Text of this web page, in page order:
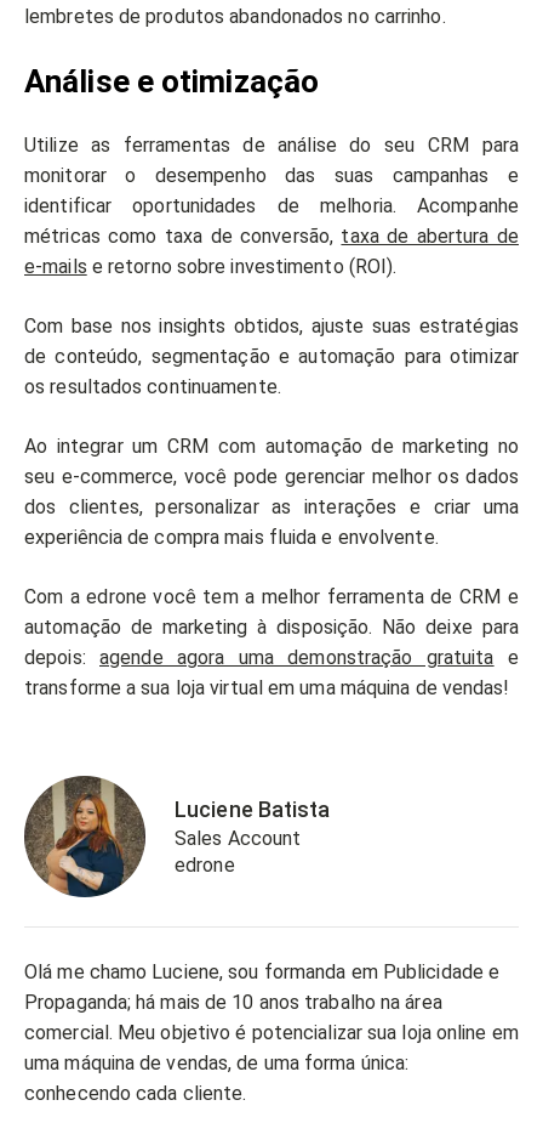
lembretes de produtos abandonados no carrinho.
Análise e otimização
Utilize as ferramentas de análise do seu CRM para
monitorar o desempenho das suas campanhas e
identificar oportunidades de melhoria. Acompanhe
métricas como taxa de conversão, taxa de abertura de
e-mails e retorno sobre investimento (ROI).
Com base nos insights obtidos, ajuste suas estratégias
de conteúdo, segmentação e automação para otimizar
os resultados continuamente.
Ao integrar um CRM com automação de marketing no
seu e-commerce, você pode gerenciar melhor os dados
dos clientes, personalizar as interações e criar uma
experiência de compra mais fluida e envolvente.
Com a edrone você tem a melhor ferramenta de CRM e
automação de marketing à disposição. Não deixe para
depois: agende agora uma demonstração gratuita e
transforme a sua loja virtual em uma máquina de vendas!
Luciene Batista
Sales Account
edrone
Olá me chamo Luciene, sou formanda em Publicidade e
Propaganda; há mais de 10 anos trabalho na área
comercial. Meu objetivo é potencializar sua loja online em
uma máquina de vendas, de uma forma única:
conhecendo cada cliente.